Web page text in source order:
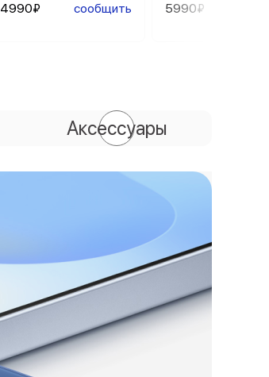
4990₽
сообщить
5990₽
Аксессуары